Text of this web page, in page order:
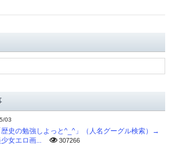
03
史の勉強しよっと^_^」（人名グーグル検索）→
女エロ画...
307266